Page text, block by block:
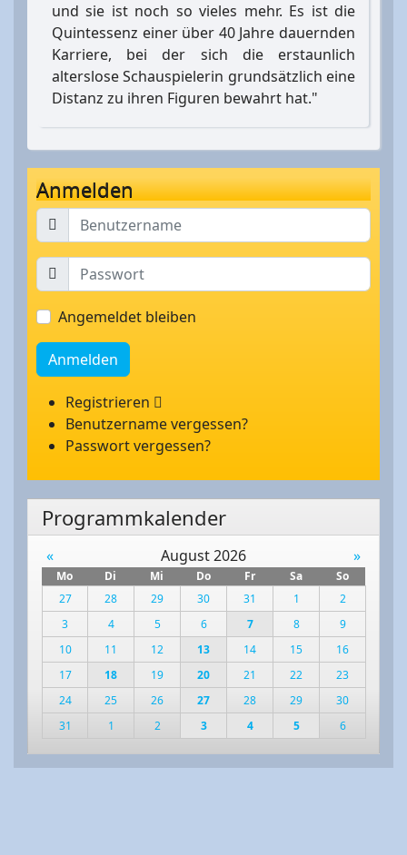
und sie ist noch so vieles mehr. Es ist die
Quintessenz einer über 40 Jahre dauernden
Karriere, bei der sich die erstaunlich
alterslose Schauspielerin grundsätzlich eine
Distanz zu ihren Figuren bewahrt hat."
Anmelden
Angemeldet bleiben
Anmelden
Registrieren
Benutzername vergessen?
Passwort vergessen?
Programmkalender
« August 2026 »
Mo Di Mi Do Fr Sa
So
27
28 29 30 31 1
2
3
4 5 6 7 8
9
10
11 12 13 14 15
16
17
18 19 20 21 22
23
24
25 26 27 28 29
30
31
1 2 3 4 5 6